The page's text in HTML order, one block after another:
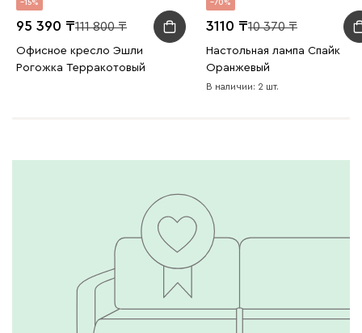
15
95 390 111 800
Офисное кресло Эшли
Рогожка Терракотовый
70
3110 10 370
Настольная лампа Спайк
Оранжевый
В наличии: 2 шт.